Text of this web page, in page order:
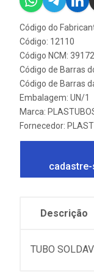
Código do
Código: 12110
Código NCM:
Código de Barras
Código de Barras
Embalagem: UN/1
Marca:
Fornecedor:
Descrição
TUBO